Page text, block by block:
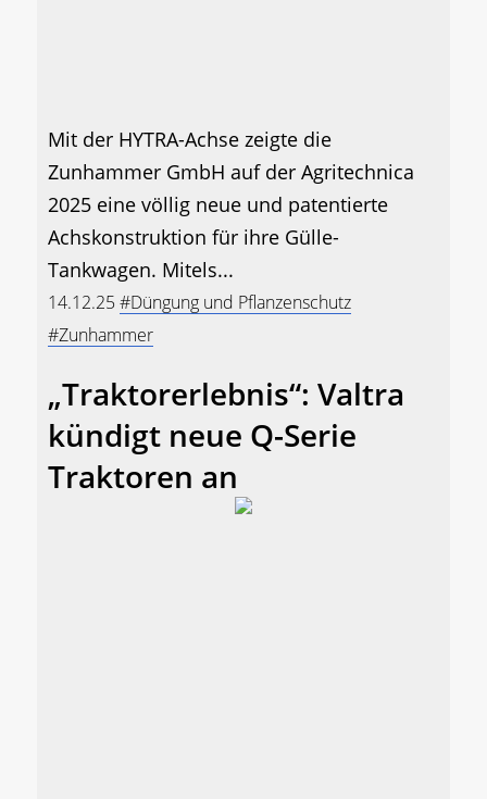
Mit der HYTRA-Achse zeigte die
Zunhammer GmbH auf der Agritechnica
2025 eine völlig neue und patentierte
Achskonstruktion für ihre Gülle-
Tankwagen. Mitels...
14.12.25#Düngung und Pflanzenschutz
#Zunhammer
„Traktorerlebnis“: Valtra
kündigt neue Q-Serie
Traktoren an